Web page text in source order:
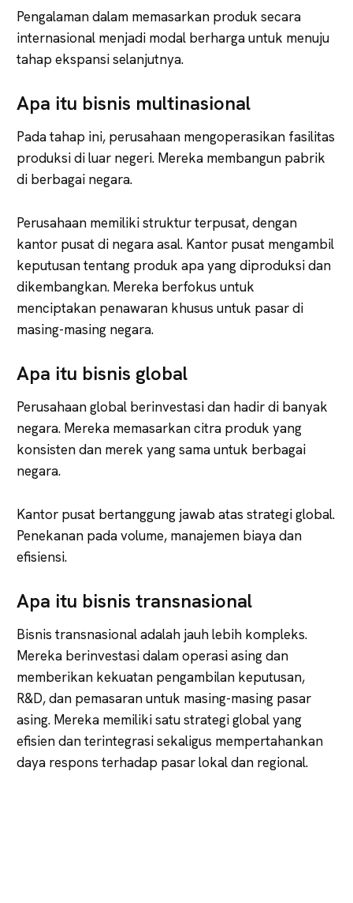
Pengalaman dalam memasarkan produk secara
internasional menjadi modal berharga untuk menuju
tahap ekspansi selanjutnya.
Apa itu bisnis multinasional
Pada tahap ini, perusahaan mengoperasikan fasilitas
produksi di luar negeri. Mereka membangun pabrik
di berbagai negara.
Perusahaan memiliki struktur terpusat, dengan
kantor pusat di negara asal. Kantor pusat mengambil
keputusan tentang produk apa yang diproduksi dan
dikembangkan. Mereka berfokus untuk
menciptakan penawaran khusus untuk pasar di
masing-masing negara.
Apa itu bisnis global
Perusahaan global berinvestasi dan hadir di banyak
negara. Mereka memasarkan citra produk yang
konsisten dan merek yang sama untuk berbagai
negara.
Kantor pusat bertanggung jawab atas strategi global.
Penekanan pada volume, manajemen biaya dan
efisiensi.
Apa itu bisnis transnasional
Bisnis transnasional adalah jauh lebih kompleks.
Mereka berinvestasi dalam operasi asing dan
memberikan kekuatan pengambilan keputusan,
R&D, dan pemasaran untuk masing-masing pasar
asing. Mereka memiliki satu strategi global yang
efisien dan terintegrasi sekaligus mempertahankan
daya respons terhadap pasar lokal dan regional.